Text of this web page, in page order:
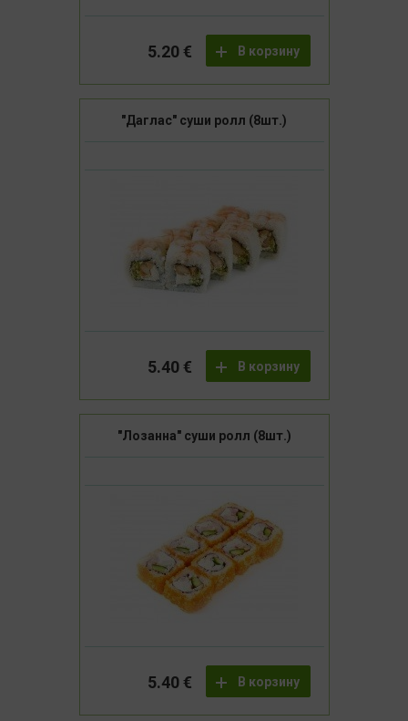
В корзину
5.20 €
"Даглас" суши ролл (8шт.)
В корзину
5.40 €
"Лозанна" суши ролл (8шт.)
В корзину
5.40 €